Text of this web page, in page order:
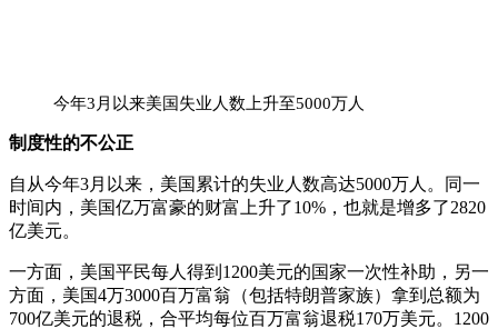
今年3月以来美国失业人数上升至5000万人
制度性的不公正
自从今年3月以来，美国累计的失业人数高达5000万人。同一
时间内，美国亿万富豪的财富上升了10%，也就是增多了2820
亿美元。
一方面，美国平民每人得到1200美元的国家一次性补助，另一
方面，美国4万3000百万富翁（包括特朗普家族）拿到总额为
700亿美元的退税，合平均每位百万富翁退税170万美元。1200